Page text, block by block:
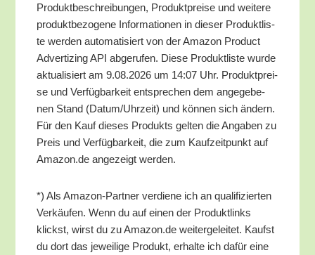
Pro­dukt­be­schrei­bun­gen, Pro­dukt­prei­se und wei­te­re
pro­dukt­be­zo­ge­ne Infor­ma­tio­nen in die­ser Pro­dukt­lis­
te wer­den auto­ma­ti­siert von der Ama­zon Pro­duct
Adver­tiz­ing API abge­ru­fen. Die­se Pro­dukt­lis­te wur­de
aktua­li­siert am 9.08.2026 um 14:07 Uhr. Pro­dukt­prei­
se und Ver­füg­bar­keit ent­spre­chen dem ange­ge­be­
nen Stand (Datum/​Uhrzeit) und kön­nen sich ändern.
Für den Kauf die­ses Pro­dukts gel­ten die Anga­ben zu
Preis und Ver­füg­bar­keit, die zum Kauf­zeit­punkt auf
Amazon.de ange­zeigt werden.
*) Als Ama­zon-Part­ner ver­die­ne ich an qua­li­fi­zier­ten
Ver­käu­fen. Wenn du auf einen der Pro­dukt­links
klickst, wirst du zu Amazon.de wei­ter­ge­lei­tet. Kaufst
du dort das jewei­li­ge Pro­dukt, erhal­te ich dafür eine